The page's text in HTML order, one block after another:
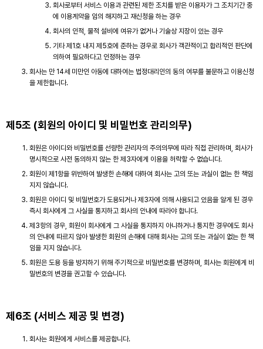
회사로부터 서비스 이용과 관련된 제한 조치를 받은 이용자가 그 조치기간 중
에 이용계약을 임의 해지하고 재신청을 하는 경우
회사의 인적, 물적 설비에 여유가 없거나 기술상 지장이 있는 경우
기타 제1호 내지 제5호에 준하는 경우로 회사가 객관적이고 합리적인 판단에
의하여 필요하다고 인정하는 경우
회사는 만 14세 미만인 아동에 대하여는 법정대리인의 동의 여부를 불문하고 이용신청
을 제한합니다.
제5조 (회원의 아이디 및 비밀번호 관리의무)
회원은 아이디와 비밀번호를 선량한 관리자의 주의의무에 따라 직접 관리하며, 회사가
명시적으로 사전 동의하지 않는 한 제3자에게 이용을 허락할 수 없습니다.
회원이 제1항을 위반하여 발생한 손해에 대하여 회사는 고의 또는 과실이 없는 한 책임
지지 않습니다.
회원은 아이디 및 비밀번호가 도용되거나 제3자에 의해 사용되고 있음을 알게 된 경우
즉시 회사에게 그 사실을 통지하고 회사의 안내에 따라야 합니다.
제3항의 경우, 회원이 회사에게 그 사실을 통지하지 아니하거나 통지한 경우에도 회사
의 안내에 따르지 않아 발생한 회원의 손해에 대해 회사는 고의 또는 과실이 없는 한 책
임을 지지 않습니다.
회원은 도용 등을 방지하기 위해 주기적으로 비밀번호를 변경하며, 회사는 회원에게 비
밀번호의 변경을 권고할 수 있습니다.
제6조 (서비스 제공 및 변경)
회사는 회원에게 서비스를 제공합니다.